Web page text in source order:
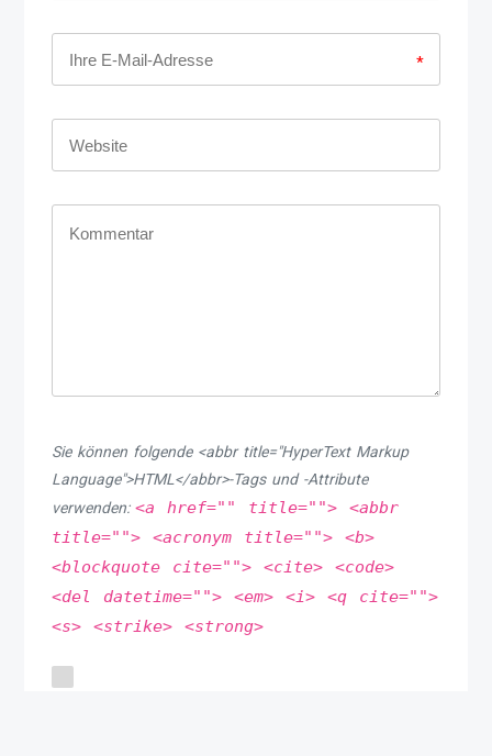
*
Sie können folgende <abbr title="HyperText Markup
Language">HTML</abbr>-Tags und -Attribute
verwenden:<a href="" title=""> <abbr
title=""> <acronym title=""> <b>
<blockquote cite=""> <cite> <code>
<del datetime=""> <em> <i> <q cite="">
<s> <strike> <strong>